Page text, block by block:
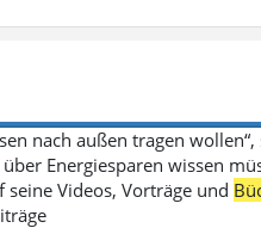
nach außen tragen
über Energiesparen wissen
Videos, Vorträge und